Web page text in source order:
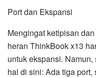
Port dan Ekspansi
Mengingat ketipisan
heran ThinkBook x13
untuk ekspansi.
hal di sini: Ada tiga port,